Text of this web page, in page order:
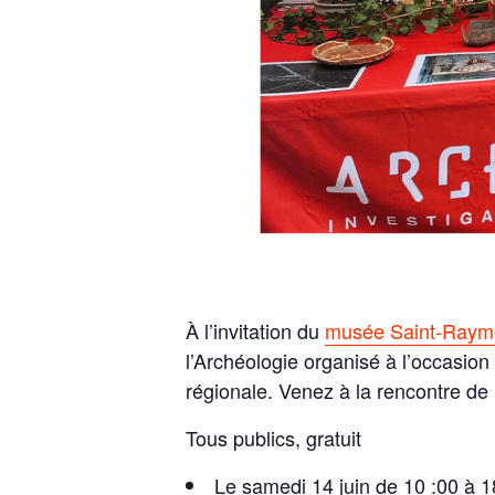
À l’invitation du musée Saint-
l’Archéologie organisé à
régionale. Venez à la rencontre
Tous publics, gratuit
Le samedi 14 juin de 10 :00 à